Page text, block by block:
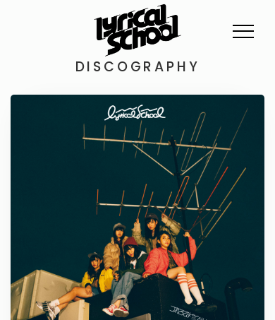
DISCOGRAPHY
NEWS
PROFILE
SCHEDULE
DISCOGRAPHY
GOODS
FAN CLUB
TICKET